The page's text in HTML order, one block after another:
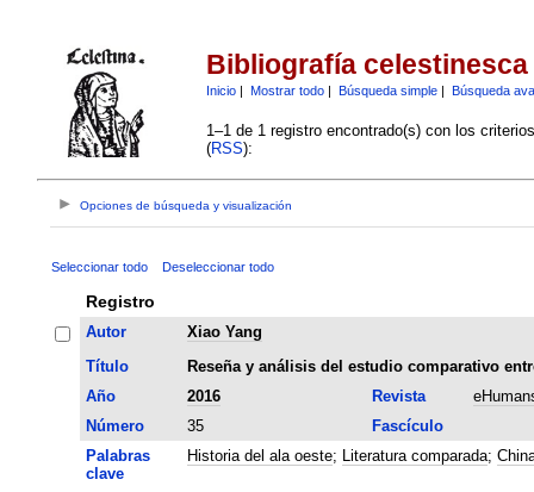
Bibliografía celestinesca
Inicio| Mostrar todo| Búsqueda simple| Búsqueda
1–1 de 1 registro encontrado(s) con los
(RSS):
Opciones de búsqueda y visualización
Seleccionar todo Deseleccionar todo
Registro
Autor
Xiao Yang
Título
Reseña y análisis del estudio comparativo
Año
2016 Revista
Número
35
Fascículo
Palabras
clave
Historia del ala oeste; Literatura comparada;